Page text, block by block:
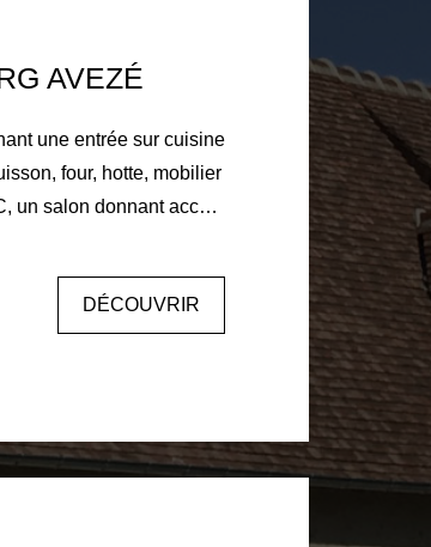
AVEZÉ
une entrée sur cuisine
four, hotte, mobilier
un salon donnant accès
deux chambres, une
chaude par cumulus
DÉCOUVRIR